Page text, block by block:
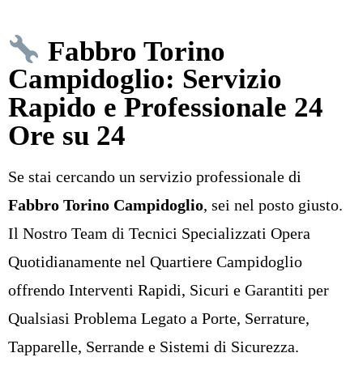
Fabbro Torino
Campidoglio: Servizio
Rapido e Professionale 24
Ore su 24
Se stai cercando un servizio professionale di
Fabbro Torino Campidoglio, sei nel posto giusto.
Il Nostro Team di Tecnici Specializzati Opera
Quotidianamente nel Quartiere Campidoglio
offrendo Interventi Rapidi, Sicuri e Garantiti per
Qualsiasi Problema Legato a Porte, Serrature,
Tapparelle, Serrande e Sistemi di Sicurezza.